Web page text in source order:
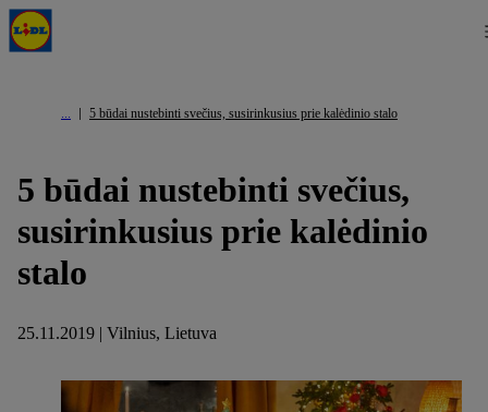
5 būdai nustebinti svečius, susirinkusius prie kalėdinio stalo
5 būdai nustebinti svečius,
susirinkusius prie kalėdinio
stalo
25.11.2019 | Vilnius, Lietuva